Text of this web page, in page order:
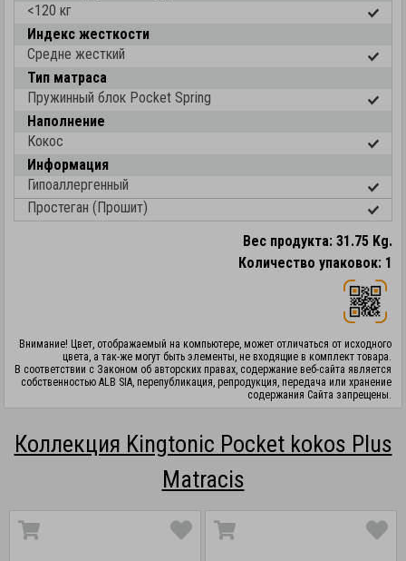
<120 кг
Индекс жесткости
Средне жесткий
Тип матраса
Пружинный блок Pocket Spring
Наполнение
Кокос
Информация
Гипоаллергенный
Простеган (Прошит)
Вес продукта: 31.75 Kg.
Количество упаковок: 1
Внимание! Цвет, отображаемый на компьютере, может отличаться от исходного
цвета, а так-же могут быть элементы, не входящие в комплект товара.
В соответствии с Законом об авторских правах, содержание веб-сайта является
собственностью ALB SIA, перепубликация, репродукция, передача или хранение
содержания Сайта запрещены.
Коллекция Kingtonic Pocket kokos Plus
Matracis